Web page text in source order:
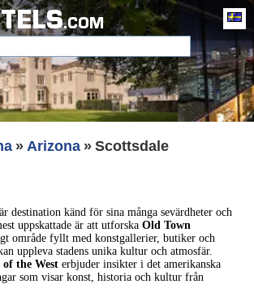
.COM
Arizona
Scottsdale
destination känd för sina många sevärdheter och
uppskattade är att utforska Old Town
område fyllt med konstgallerier, butiker och
uppleva stadens unika kultur och atmosfär.
of the Westerbjuder insikter i det amerikanska
som visar konst, historia och kultur från